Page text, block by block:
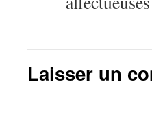
Laisser un